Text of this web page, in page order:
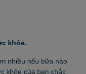
khỏe.
nhiều nếu bữa nào
khỏe của bạn chắc